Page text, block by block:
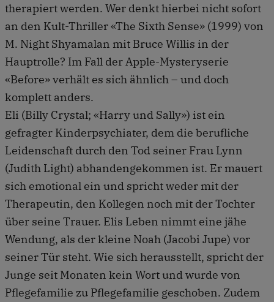
therapiert werden. Wer denkt hierbei nicht sofort
an den Kult-Thriller «The Sixth Sense» (1999) von
M. Night Shyamalan mit Bruce Willis in der
Hauptrolle? Im Fall der Apple-Mysteryserie
«Before» verhält es sich ähnlich – und doch
komplett anders.
Eli (Billy Crystal; «Harry und Sally») ist ein
gefragter Kinderpsychiater, dem die berufliche
Leidenschaft durch den Tod seiner Frau Lynn
(Judith Light) abhandengekommen ist. Er mauert
sich emotional ein und spricht weder mit der
Therapeutin, den Kollegen noch mit der Tochter
über seine Trauer. Elis Leben nimmt eine jähe
Wendung, als der kleine Noah (Jacobi Jupe) vor
seiner Tür steht. Wie sich herausstellt, spricht der
Junge seit Monaten kein Wort und wurde von
Pflegefamilie zu Pflegefamilie geschoben. Zudem